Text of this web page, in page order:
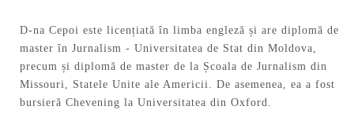
D-na Cepoi este licențiată în limba engleză și are diplomă de
master în Jurnalism - Universitatea de Stat din Moldova,
precum și diplomă de master de la Școala de Jurnalism din
Missouri, Statele Unite ale Americii. De asemenea, ea a fost
bursieră Chevening la Universitatea din Oxford.